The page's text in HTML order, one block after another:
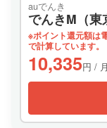
auでんき
でんきM（東
※ポイント還元額は
で計算しています。
10,335円 / 月